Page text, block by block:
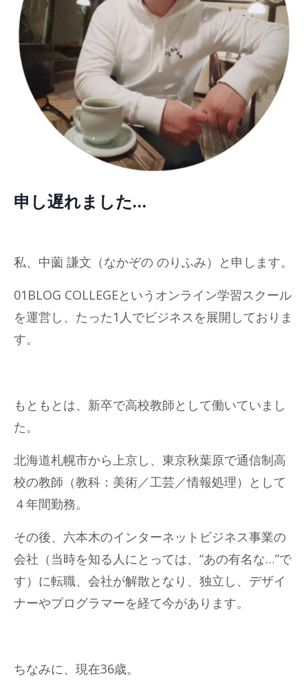
申し遅れました…
私、中薗 謙文（なかぞの のりふみ）と申します。
01BLOG COLLEGEというオンライン学習スクール
を運営し、たった1人でビジネスを展開しておりま
す。
もともとは、新卒で高校教師として働いていまし
た。
北海道札幌市から上京し、東京秋葉原で通信制高
校の教師（教科：美術／工芸／情報処理）として
４年間勤務。
その後、六本木のインターネットビジネス事業の
会社（当時を知る人にとっては、“あの有名な…”で
す）に転職、会社が解散となり、独立し、デザイ
ナーやプログラマーを経て今があります。
ちなみに、現在36歳。